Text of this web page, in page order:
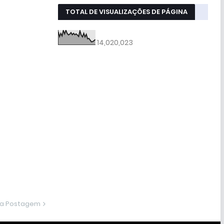
Postagem
TOTAL DE VISUALIZAÇÕES DE PÁGINA
14,020,023